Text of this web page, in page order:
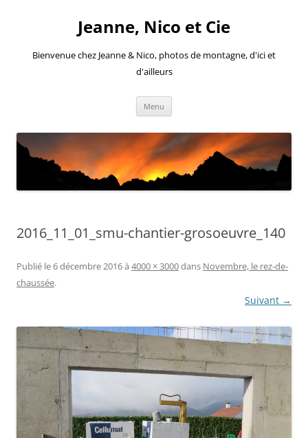
Jeanne, Nico et Cie
Bienvenue chez Jeanne & Nico, photos de montagne, d'ici et
d'ailleurs
Menu
2016_11_01_smu-chantier-grosoeuvre_140
Publié le6 décembre 2016à 4000 × 3000dans Novembre, le rez-de-
chaussée.
Suivant →